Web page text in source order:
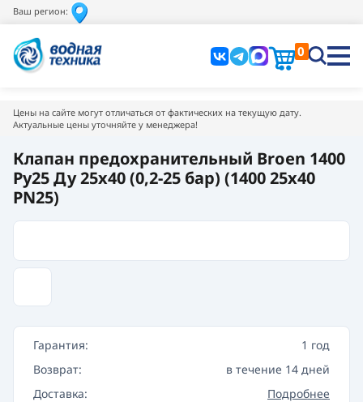
Ваш регион:
0
Цены на сайте могут отличаться от фактических на текущую дату.
Актуальные цены уточняйте у менеджера!
Клапан предохранительный Broen 1400
Pу25 Ду 25x40 (0,2-25 бар) (1400 25х40
PN25)
Гарантия:
1 год
Возврат:
в течение 14 дней
Доставка:
Подробнее